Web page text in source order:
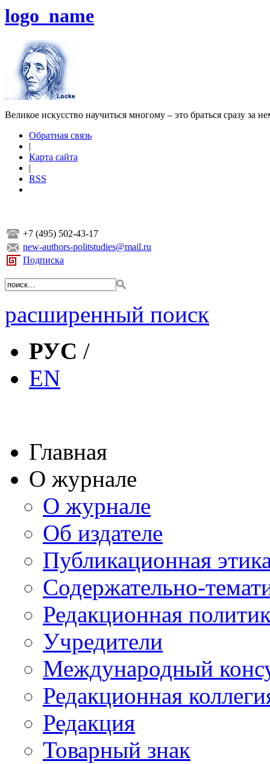
logo_name
Великое искусство научиться многому – это браться сразу за
Обратная связь
|
Карта сайта
|
RSS
+7 (495) 502-43-17
new-authors-politstudies@mail.ru
Подписка
расширенный поиск
РУС /
EN
Главная
О журнале
О журнале
Об издателе
Публикационная
Содержательно-
Редакционная
Учредители
Международный
Редакционная
Редакция
Товарный знак